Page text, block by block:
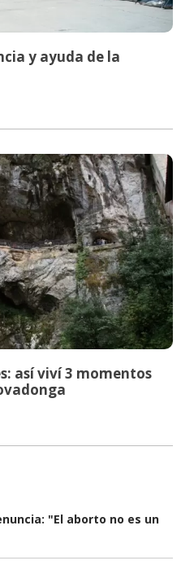
y ayuda de la
así viví 3 momentos
"El aborto no es un